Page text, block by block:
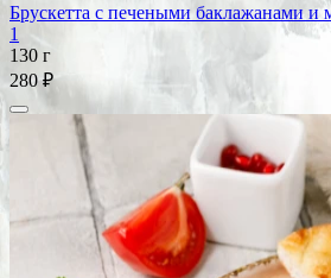
Брускетта с печеными баклажанами
1
130 г
280 ₽